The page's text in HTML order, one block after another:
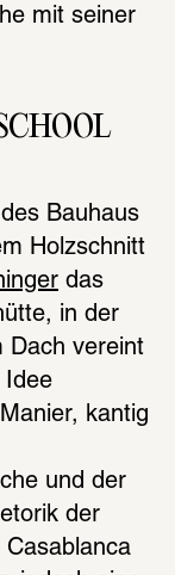
mit seiner
Bauhaus
Holzschnitt
das
in der
Dach vereint
Idee
kantig
und der
der